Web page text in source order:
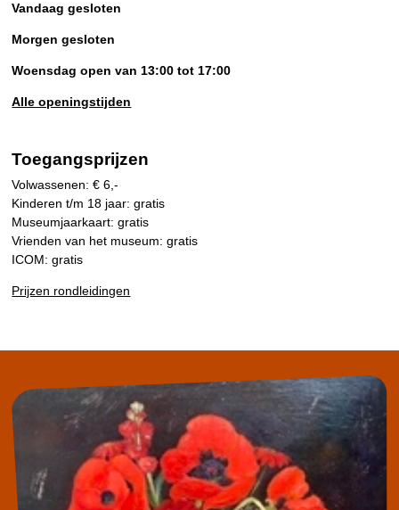
Vandaag gesloten
Morgen gesloten
woensdag open van 13:00 tot 17:00
Alle openingstijden
Toegangsprijzen
Volwassenen: € 6,-
Kinderen t/m 18 jaar: gratis
Museumjaarkaart: gratis
Vrienden van het museum: gratis
ICOM: gratis
Prijzen rondleidingen